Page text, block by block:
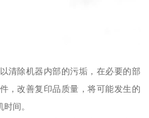
清除机器内部的污垢，在必要的部
，改善复印品质量，将可能发生的
间。